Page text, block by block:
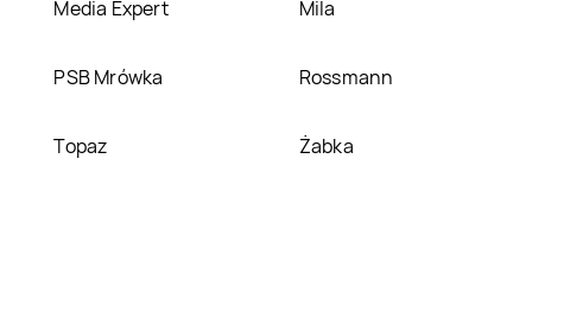
Media Expert Mila
PSB Mrówka Rossmann
Topaz Żabka